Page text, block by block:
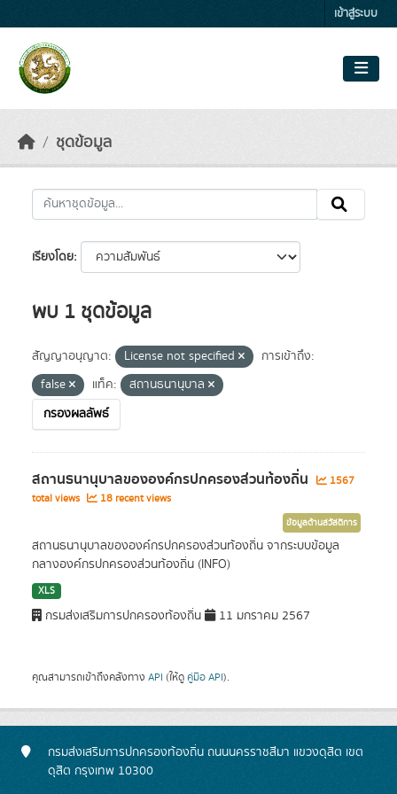
เข้าสู่ระบบ
ชุดข้อมูล
เรียงโดย
พบ 1 ชุดข้อมูล
สัญญาอนุญาต: License not specified
การเข้าถึง:
false
แท็ค:
สถานธนานุบาล
กรองผลลัพธ์
สถานธนานุบาลขององค์กรปกครองส่วนท้องถิ่น
1567
total views
18 recent views
ข้อมูลด้านสวัสดิการ
สถานธนานุบาลขององค์กรปกครองส่วนท้องถิ่น จากระบบข้อมูล
กลางองค์กรปกครองส่วนท้องถิ่น (INFO)
XLS
กรมส่งเสริมการปกครองท้องถิ่น 11 มกราคม 2567
คุณสามารถเข้าถึงคลังทาง API (ให้ดู คู่มือ API).
กรมส่งเสริมการปกครองท้องถิ่น ถนนนครราชสีมา แขวงดุสิต เขต
ดุสิต กรุงเทพ 10300